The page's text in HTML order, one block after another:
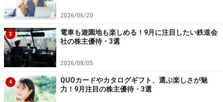
2026/06/20
3
電車も遊園地も楽しめる！9月に注目したい鉄道会
社の株主優待・3選
2026/08/05
4
QUOカードやカタログギフト、選ぶ楽しさが魅
力！9月注目の株主優待・3選